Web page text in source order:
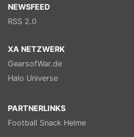
NEWSFEED
RSS 2.0
XA NETZWERK
GearsofWar.de
Halo Universe
PARTNERLINKS
Football Snack Helme